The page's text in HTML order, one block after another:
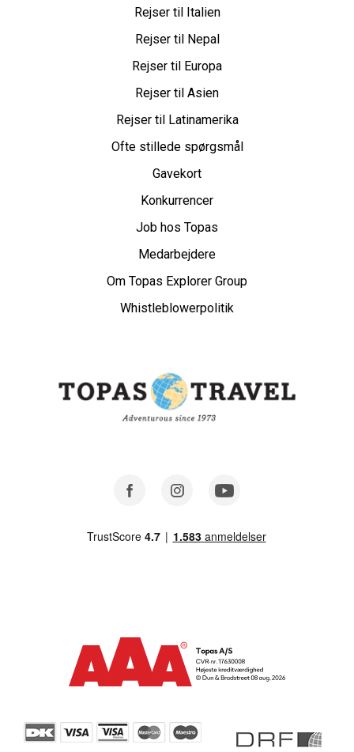
Rejser til Italien
Rejser til Nepal
Rejser til Europa
Rejser til Asien
Rejser til Latinamerika
Ofte stillede spørgsmål
Gavekort
Konkurrencer
Job hos Topas
Medarbejdere
Om Topas Explorer Group
Whistleblowerpolitik
Facebook Instagram